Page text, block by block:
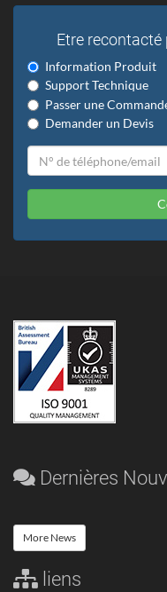
Etre recontacté
Information Produit
Support Technique
Passer une
Demander un Devis
Dernières
More News
liens